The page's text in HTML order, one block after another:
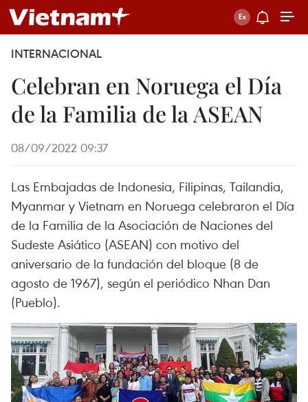
INTERNACIONAL
Celebran en Noruega el Día
de la Familia de la ASEAN
08/09/2022 09:37
Las Embajadas de Indonesia, Filipinas, Tailandia,
Myanmar y Vietnam en Noruega celebraron el Día
de la Familia de la Asociación de Naciones del
Sudeste Asiático (ASEAN) con motivo del
aniversario de la fundación del bloque (8 de
agosto de 1967), según el periódico Nhan Dan
(Pueblo).